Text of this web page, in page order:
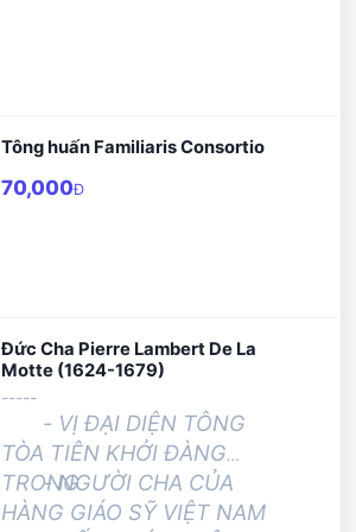
Tông huấn Familiaris Consortio
70,000Đ
Đức Cha Pierre Lambert De La
Motte (1624-1679)
-----
- VỊ ĐẠI DIỆN TÔNG
TÒA TIÊN KHỞI ĐÀNG
TRONG
- NGƯỜI CHA CỦA
HÀNG GIÁO SỸ VIỆT NAM